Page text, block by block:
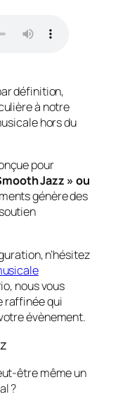
définition,
à notre
hors du
pour
Jazz » ou
génère des
n’hésitez
nous vous
raffinée qui
évènement.
être même un
?